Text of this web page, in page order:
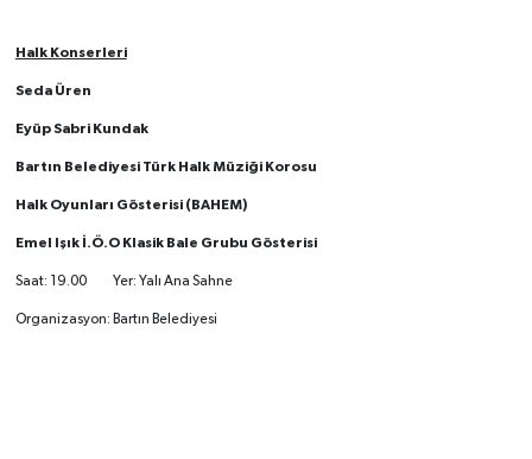
Halk Konserleri
Seda Üren
Eyüp Sabri Kundak
Bartın Belediyesi Türk Halk Müziği Korosu
Halk Oyunları Gösterisi (BAHEM)
Emel Işık İ.Ö.O Klasik Bale Grubu Gösterisi
Saat: 19.00 Yer: Yalı Ana Sahne
Organizasyon: Bartın Belediyesi